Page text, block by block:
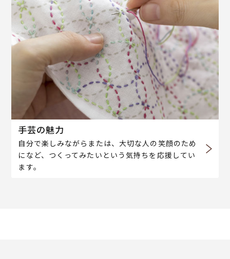
手芸の魅力
自分で楽しみながらまたは、大切な人の笑顔のため
になど、つくってみたいという気持ちを応援してい
ます。